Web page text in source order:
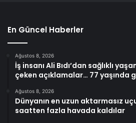
En Güncel Haberler
Ağustos 8, 2026
İş insanı Ali Bıdı’dan sağlıklı
çeken açıklamalar… 77 yaşında
Ağustos 8, 2026
Dünyanın en uzun aktarmasız
saatten fazla havada kaldılar